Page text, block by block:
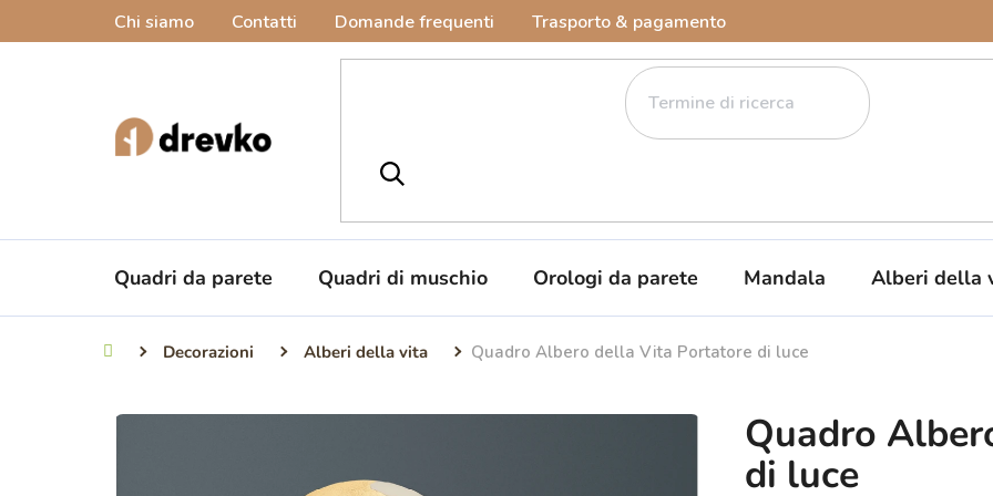
Chi siamo Contatti Domande frequenti Trasporto & pagamento
Quadri da parete Quadri di muschio Orologi da parete Mandala Alberi della
Casa Decorazioni Alberi della vita Quadro Albero della Vita Portatore di luce
Quadro
di luce